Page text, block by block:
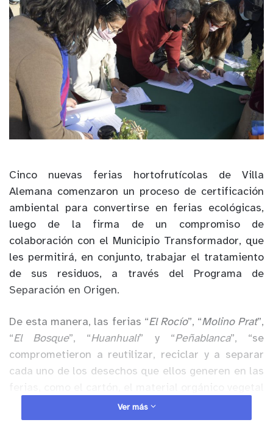
Cinco nuevas ferias hortofrutícolas de Villa
Alemana comenzaron un proceso de certificación
ambiental para convertirse en ferias ecológicas,
luego de la firma de un compromiso de
colaboración con el Municipio Transformador, que
les permitirá, en conjunto, trabajar el tratamiento
de sus residuos, a través del Programa de
Separación en Origen.
De esta manera, las ferias “El Rocío”, “Molino Prat”,
“El Bosque”, “Huanhualí” y “Peñablanca”, “se
comprometieron a reutilizar, reciclar y a separar
cada uno de los desechos que ellos generen en las
y así lleguen a esta Planta de Separación en
Origen, donde pudieron ver cada una de las etapas
Ver más